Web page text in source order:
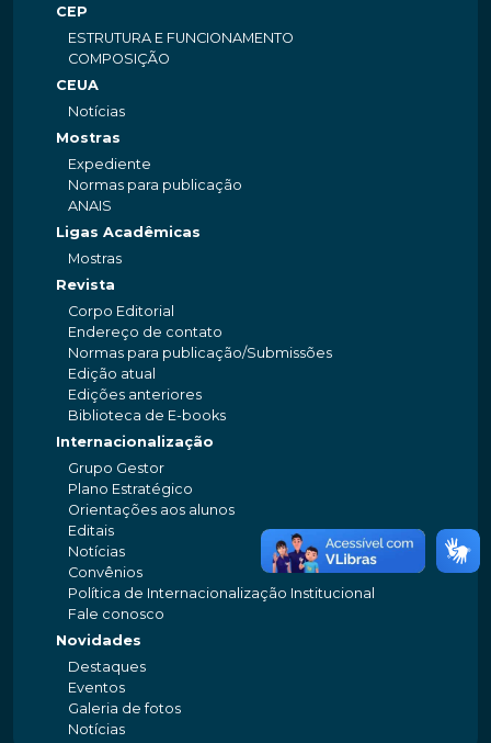
CEP
ESTRUTURA E FUNCIONAMENTO
COMPOSIÇÃO
CEUA
Notícias
Mostras
Expediente
Normas para publicação
ANAIS
Ligas Acadêmicas
Mostras
Revista
Corpo Editorial
Endereço de contato
Normas para publicação/Submissões
Edição atual
Edições anteriores
Biblioteca de E-books
Internacionalização
Grupo Gestor
Plano Estratégico
Orientações aos alunos
Editais
Notícias
Convênios
Política de Internacionalização Institucional
Fale conosco
Novidades
Destaques
Eventos
Galeria de fotos
Notícias